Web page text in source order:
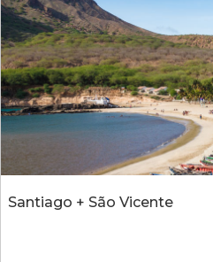
Santiago + São Vicente